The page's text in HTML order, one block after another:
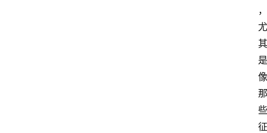
，
尤
其
是
像
那
些
征